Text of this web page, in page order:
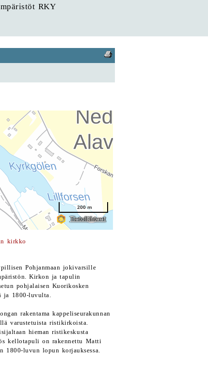
RKY
kirkko
Pohjanmaan jokivarsille
Kirkon ja tapulin
pohjalaisen Kuorikosken
ja 1800-luvulta.
rakentama kappeliseurakunnan
varustetuista ristikirkoista.
hieman ristikeskusta
kellotapuli on rakennettu Matti
1800-luvun lopun korjauksessa.